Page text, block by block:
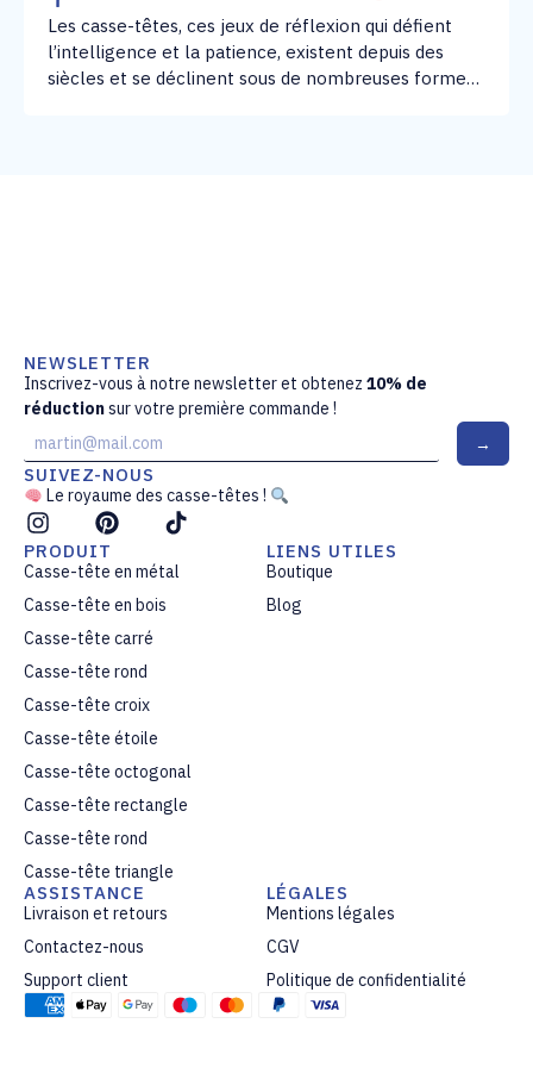
Les casse-têtes, ces jeux de réflexion qui défient
l’intelligence et la patience, existent depuis des
siècles et se déclinent sous de nombreuses formes.
NEWSLETTER
Inscrivez-vous à notre newsletter et obtenez 10% de
réductionsur votre première commande !
m
a
i
l
*
→
SUIVEZ-NOUS
Le royaume des casse-têtes !
PRODUIT
Casse-tête en métal
Casse-tête en bois
Casse-tête carré
Casse-tête rond
Casse-tête croix
Casse-tête étoile
Casse-tête octogonal
Casse-tête rectangle
Casse-tête rond
Casse-tête triangle
LIENS UTILES
Boutique
Blog
ASSISTANCE
Livraison et retours
Contactez-nous
Support client
LÉGALES
Mentions légales
CGV
Politique de confidentialité